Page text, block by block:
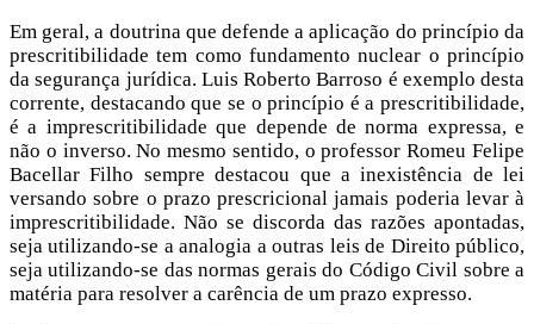
Em geral, a doutrina que defende a aplicação do princípio da
prescritibilidade tem como fundamento nuclear o princípio
da segurança jurídica. Luis Roberto Barroso é exemplo desta
corrente, destacando que se o princípio é a prescritibilidade,
é a imprescritibilidade que depende de norma expressa, e
não o inverso. No mesmo sentido, o professor Romeu Felipe
Bacellar Filho sempre destacou que a inexistência de lei
versando sobre o prazo prescricional jamais poderia levar à
imprescritibilidade. Não se discorda das razões apontadas,
seja utilizando-se a analogia a outras leis de Direito público,
seja utilizando-se das normas gerais do Código Civil sobre a
matéria para resolver a carência de um prazo expresso.